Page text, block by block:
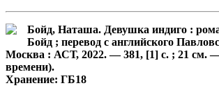
Бойд, Наташа. Девушка индиго :
Бойд ; перевод с английского
Москва : АСТ, 2022. — 381, [1] с. ; 21 см.
времени).
Хранение: ГБ18